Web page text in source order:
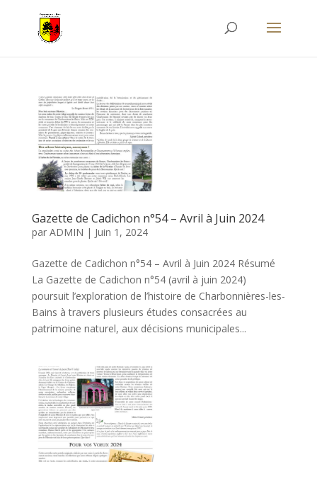
Gazette de Cadichon n°54 – Avril à Juin 2024
par ADMIN | Juin 1, 2024
Gazette de Cadichon n°54 – Avril à Juin 2024 Résumé
La Gazette de Cadichon n°54 (avril à juin 2024)
poursuit l’exploration de l’histoire de Charbonnières-les-
Bains à travers plusieurs études consacrées au
patrimoine naturel, aux décisions municipales...